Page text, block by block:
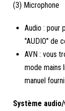
(3) Microphone
Audio : pour
"AUDIO" de
AVN : vous
mode mains
manuel
Système